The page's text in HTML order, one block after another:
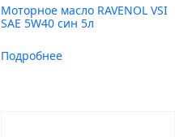
Моторное масло RAVENOL VSI
SAE 5W40 син 5л
Подробнее